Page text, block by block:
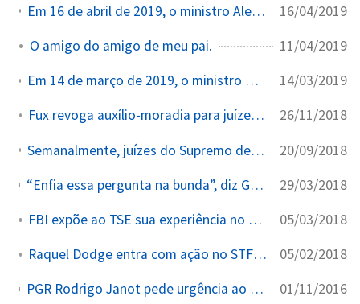
Em 16 de abril de 2019, o ministro Alexandre de Moraes contrariou Raquel Dodge e manteve o inquérito das Fake News. 16/04/2019
O amigo do amigo de meu pai. 11/04/2019
Em 14 de março de 2019, o ministro Dias Toffoli abriu o Inquérito das Fake News e o deixou a cargo de Alexandre de Moraes. 14/03/2019
Fux revoga auxílio-moradia para juízes após sanção de reajuste para STF. 26/11/2018
Semanalmente, juízes do Supremo decidem sozinhos sobre aplicação da Constituição. 20/09/2018
“Enfia essa pergunta na bunda”, diz Gilmar Mendes a repórter. O repórter questionou quem foi o responsável por custear as despesas de passagem aérea do ministro para Portugal 29/03/2018
FBI expõe ao TSE sua experiência no combate às fake news 05/03/2018
Raquel Dodge entra com ação no STF contra voto impresso em 2018 | VEJA 05/02/2018
PGR Rodrigo Janot pede urgência ao STF na ADI dos cartórios da Bahia citando documentação de tentativas de retardar o julgamento — pedido não apreciado 01/11/2016